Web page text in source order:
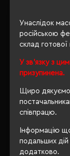
Унаслідок
російською
склад готової
У зв'язку з цим
призупинена.
Щиро дякуємо
співпрацю.
Інформацію
подальших
додатково.
ВІДГУКИ